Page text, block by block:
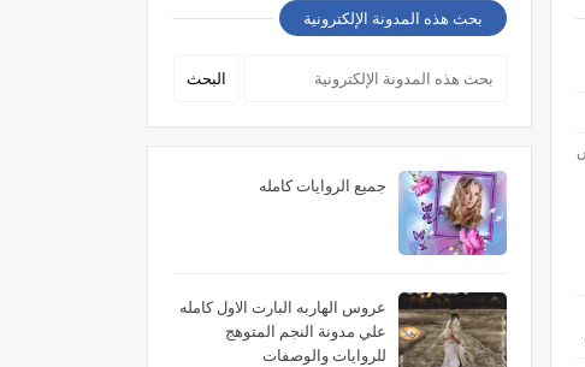
بحث هذه المدونة الإلكترونية
جميع الروايات كامله
عروس الهاربه البارت الاول كامله
علي مدونة النجم المتوهج
للروايات والوصفات